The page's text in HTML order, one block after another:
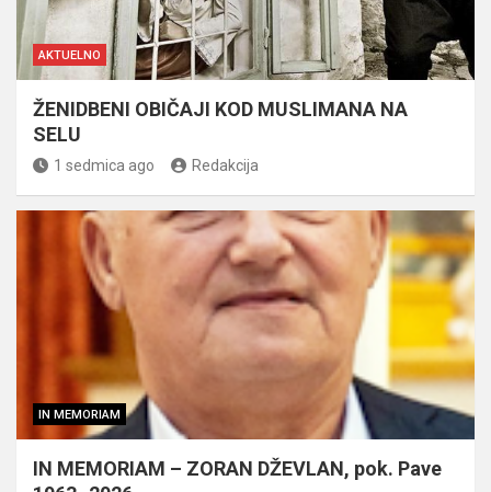
AKTUELNO
ŽENIDBENI OBIČAJI KOD MUSLIMANA NA
SELU
1 sedmica ago Redakcija
IN MEMORIAM
IN MEMORIAM – ZORAN DŽEVLAN, pok. Pave